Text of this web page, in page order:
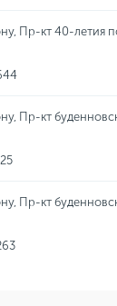
Пр-кт 40-летия
Пр-кт
Пр-кт